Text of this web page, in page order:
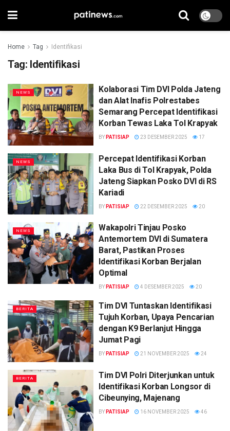
Home Tag Identifikasi
Tag: Identifikasi
NEWS
Kolaborasi Tim DVI Polda Jateng
dan Alat Inafis Polrestabes
Semarang Percepat Identifikasi
Korban Tewas Laka Tol Krapyak
BY PATISIAP 23 DESEMBER 2025 17
NEWS
Percepat Identifikasi Korban
Laka Bus di Tol Krapyak, Polda
Jateng Siapkan Posko DVI di RS
Kariadi
BY PATISIAP 22 DESEMBER 2025 20
NEWS
Wakapolri Tinjau Posko
Antemortem DVI di Sumatera
Barat, Pastikan Proses
Identifikasi Korban Berjalan
Optimal
BY PATISIAP 4 DESEMBER 2025 20
BERITA
Tim DVI Tuntaskan Identifikasi
Tujuh Korban, Upaya Pencarian
dengan K9 Berlanjut Hingga
Jumat Pagi
BY PATISIAP 21 NOVEMBER 2025 24
BERITA
Tim DVI Polri Diterjunkan untuk
Identifikasi Korban Longsor di
Cibeunying, Majenang
BY PATISIAP 16 NOVEMBER 2025 46